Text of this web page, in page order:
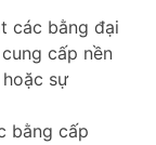
các bằng đại
cấp nền
sự
bằng cấp